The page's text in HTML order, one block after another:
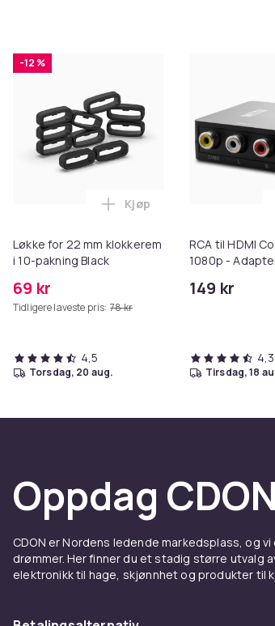
-12 %
Løkke for 22 mm klokkerem
i 10-pakning Black
69 kr
Tidligere laveste pris: 78 kr
Legg Løkke for 22 mm
Kjøp
4,5
torsdag, 20 aug.
RCA til HDMI
1080p -
149 kr
4,3
tirsdag, 18
Oppdag CDON
CDON er Nordens ledende markedsplass, og
drømmer. Her finner du et stadig større utvalg
elektronikk til hage, skjønnhet og produkter